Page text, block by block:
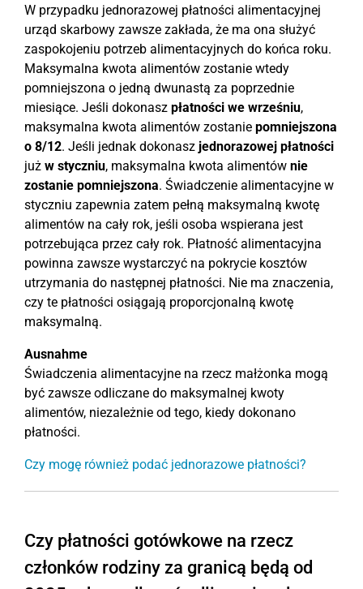
W przypadku jednorazowej płatności alimentacyjnej
urząd skarbowy zawsze zakłada, że ma ona służyć
zaspokojeniu potrzeb alimentacyjnych do końca roku.
Maksymalna kwota alimentów zostanie wtedy
pomniejszona o jedną dwunastą za poprzednie
miesiące. Jeśli dokonasz płatności we wrześniu,
maksymalna kwota alimentów zostanie pomniejszona
o 8/12. Jeśli jednak dokonasz jednorazowej płatności
już w styczniu, maksymalna kwota alimentów nie
zostanie pomniejszona. Świadczenie alimentacyjne w
styczniu zapewnia zatem pełną maksymalną kwotę
alimentów na cały rok, jeśli osoba wspierana jest
potrzebująca przez cały rok. Płatność alimentacyjna
powinna zawsze wystarczyć na pokrycie kosztów
utrzymania do następnej płatności. Nie ma znaczenia,
czy te płatności osiągają proporcjonalną kwotę
maksymalną.
Ausnahme
Świadczenia alimentacyjne na rzecz małżonka mogą
być zawsze odliczane do maksymalnej kwoty
alimentów, niezależnie od tego, kiedy dokonano
płatności.
Czy mogę również podać jednorazowe płatności?
Czy płatności gotówkowe na rzecz
członków rodziny za granicą będą od